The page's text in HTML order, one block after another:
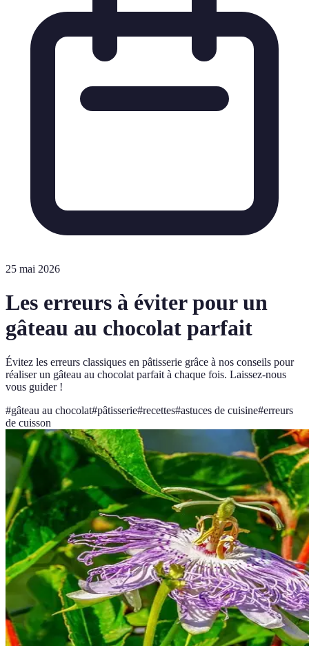
25 mai 2026
Les erreurs à éviter pour un
gâteau au chocolat parfait
Évitez les erreurs classiques en pâtisserie grâce à nos conseils pour
réaliser un gâteau au chocolat parfait à chaque fois. Laissez-nous
vous guider !
#gâteau au chocolat#pâtisserie#recettes#astuces de cuisine#erreurs
de cuisson